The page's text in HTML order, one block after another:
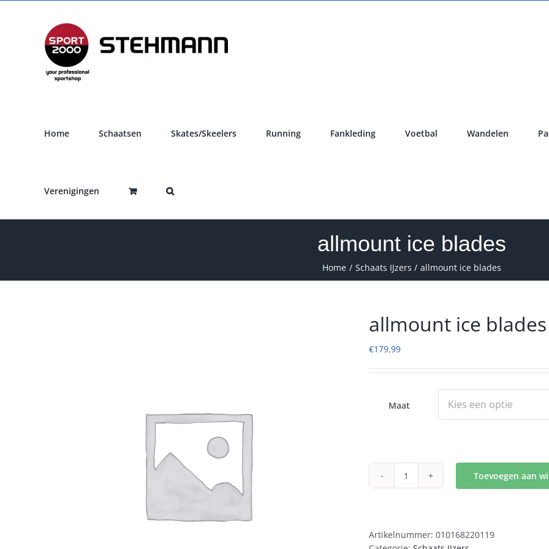
Home Schaatsen Skates/Skeelers Running Fankleding Voetbal Wandelen
Verenigingen
allmount ice blades
Home Schaats IJzers allmount ice blades
allmount ice blades
€179,99
Maat
allmount
Toevoegen aan
Artikelnummer: 010168220119